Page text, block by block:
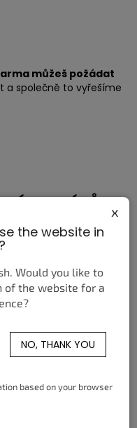
můžeš požádat
a společně to vyřešíme
ZÁKAZNÍKŮ
the website in
x
Would you like to
of the website for a
NO, THANK YOU
based on your browser